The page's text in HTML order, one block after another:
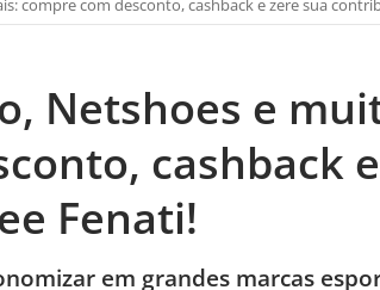
com desconto, cashback e zere sua
Netshoes e
cashback
Fenati!
em grandes marcas